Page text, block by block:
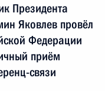
Президента
Яковлев провёл
Федерации
приём
связи